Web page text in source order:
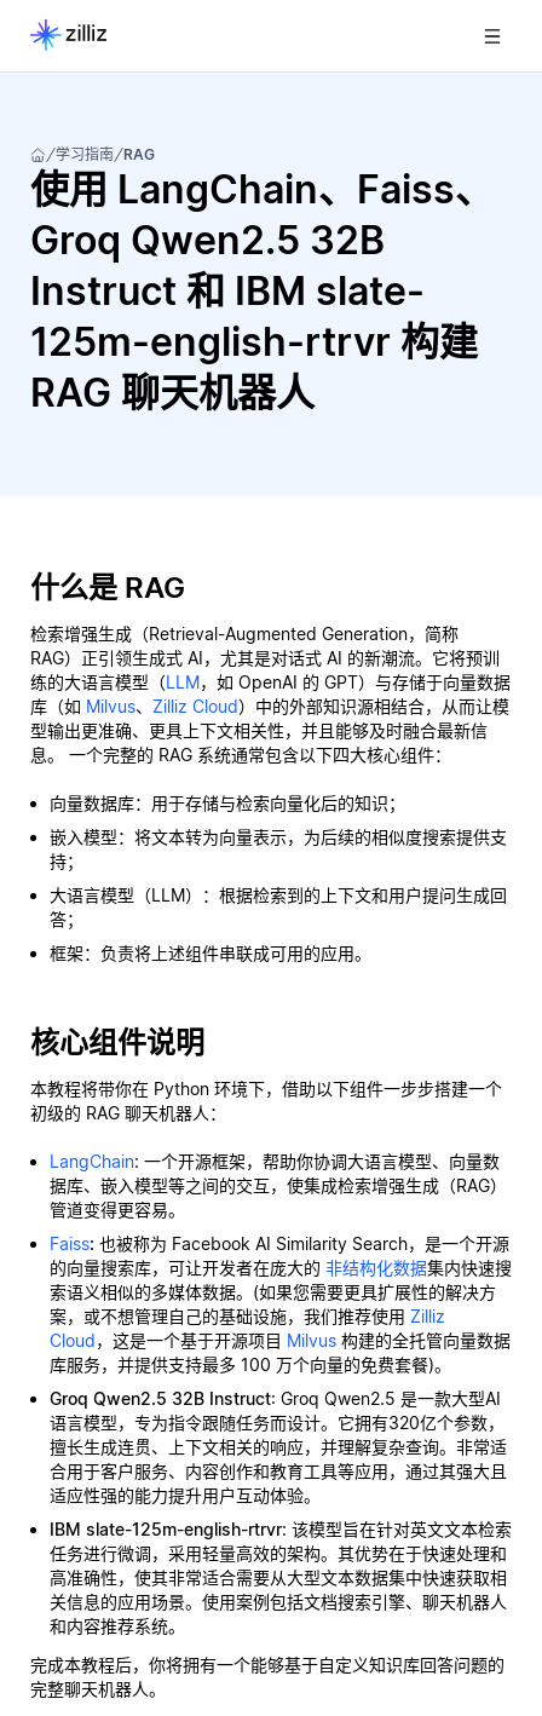
学习指南 RAG
使用 LangChain、Faiss、
Groq Qwen2.5 32B
Instruct 和 IBM slate-
125m-english-rtrvr 构建
RAG 聊天机器人
什么是 RAG
检索增强生成（Retrieval-Augmented Generation，简称
RAG）正引领生成式 AI，尤其是对话式 AI 的新潮流。它将预训
练的大语言模型（LLM，如 OpenAI 的 GPT）与存储于向量数据
库（如 Milvus、 Zilliz Cloud）中的外部知识源相结合，从而让模
型输出更准确、更具上下文相关性，并且能够及时融合最新信
息。 一个完整的 RAG 系统通常包含以下四大核心组件：
向量数据库：用于存储与检索向量化后的知识；
嵌入模型：将文本转为向量表示，为后续的相似度搜索提供支
持；
大语言模型（LLM）：根据检索到的上下文和用户提问生成回
答；
框架：负责将上述组件串联成可用的应用。
核心组件说明
本教程将带你在 Python 环境下，借助以下组件一步步搭建一个
初级的 RAG 聊天机器人：
LangChain: 一个开源框架，帮助你协调大语言模型、向量数
据库、嵌入模型等之间的交互，使集成检索增强生成（RAG）
管道变得更容易。
Faiss: 也被称为 Facebook AI Similarity Search，是一个开源
的向量搜索库，可让开发者在庞大的 非结构化数据集内快速搜
索语义相似的多媒体数据。(如果您需要更具扩展性的解决方
案，或不想管理自己的基础设施，我们推荐使用 Zilliz
Cloud，这是一个基于开源项目 Milvus 构建的全托管向量数据
库服务，并提供支持最多 100 万个向量的免费套餐)。
Groq Qwen2.5 32B Instruct: Groq Qwen2.5 是一款大型AI
语言模型，专为指令跟随任务而设计。它拥有320亿个参数，
擅长生成连贯、上下文相关的响应，并理解复杂查询。非常适
合用于客户服务、内容创作和教育工具等应用，通过其强大且
适应性强的能力提升用户互动体验。
IBM slate-125m-english-rtrvr: 该模型旨在针对英文文本检索
任务进行微调，采用轻量高效的架构。其优势在于快速处理和
高准确性，使其非常适合需要从大型文本数据集中快速获取相
关信息的应用场景。使用案例包括文档搜索引擎、聊天机器人
和内容推荐系统。
完成本教程后，你将拥有一个能够基于自定义知识库回答问题的
完整聊天机器人。